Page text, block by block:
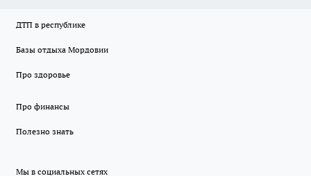
ДТП в республике
Базы отдыха Мордовии
Про здоровье
Про финансы
Полезно знать
Мы в социальных сетях